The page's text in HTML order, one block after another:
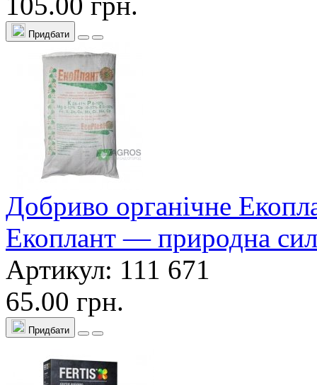
Придбати
Добриво органічне
Екоплант — природна
Артикул: 111 671
65.00 грн.
Придбати